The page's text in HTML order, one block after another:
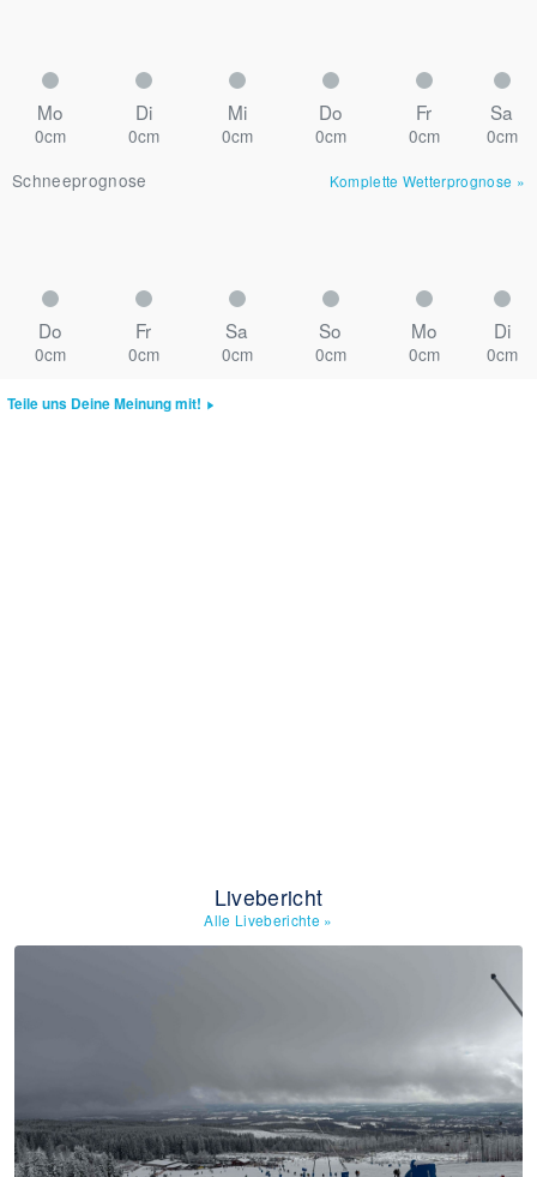
Mo Di Mi Do Fr Sa
0cm 0cm 0cm 0cm 0cm
0cm
Schneeprognose
Komplette Wetterprognose »
Do Fr Sa So Mo Di
0cm 0cm 0cm 0cm 0cm 0cm
Teile uns Deine Meinung mit!
Livebericht
Alle Liveberichte »